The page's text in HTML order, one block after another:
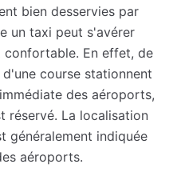
bien desservies par
un taxi peut s'avérer
confortable. En effet, de
course stationnent
des aéroports,
réservé. La localisation
généralement indiquée
aéroports.